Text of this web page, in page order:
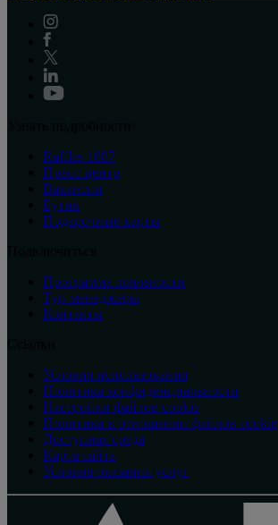
Raffles 1887
Пресс-центр
Вакансии
Бутик
Подарочные карты
Программа лояльности
Тур-менеджеры
Контакты
Условия использования
Политика конфиденциальности
Настройки файлов cookie
Политика в отношении файлов cookie
Доступная среда
Карта сайта
Условия оказания услуг